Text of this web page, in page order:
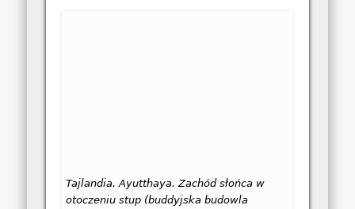
Tajlandia. Ayutthaya. Zachód słońca w
otoczeniu stup (buddyjska budowla